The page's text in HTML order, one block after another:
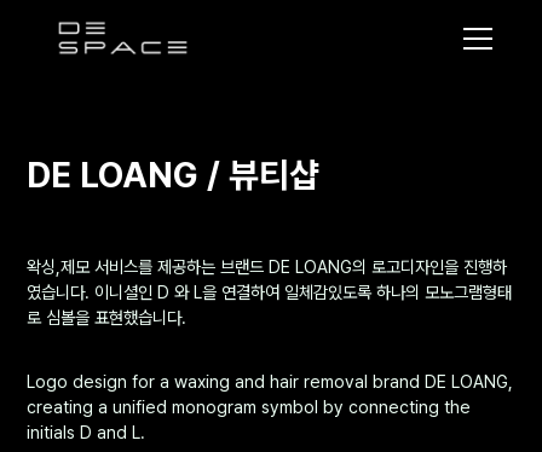
이DE LOANG / 뷰티샵
왁싱,제모 서비스를 제공하는 브랜드 DE LOANG의 로고디자인을 진행하
였습니다. 이니셜인 D 와 L을 연결하여 일체감있도록 하나의 모노그램형태
로 심볼을 표현했습니다.
Logo design for a waxing and hair removal brand DE LOANG,
creating a unified monogram symbol by connecting the
initials D and L.